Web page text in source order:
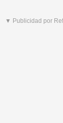
▼ Publicidad por